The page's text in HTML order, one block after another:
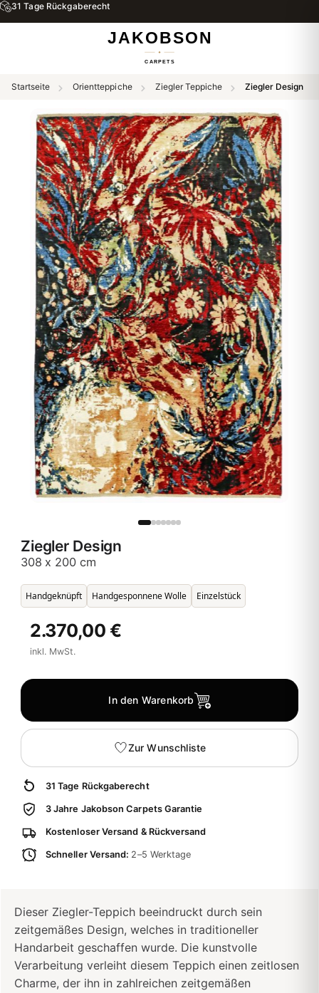
31 Tage Rückgaberecht
Startseite Orientteppiche Ziegler Teppiche Ziegler Design
Ziegler Design
308 x 200 cm
Handgeknüpft Handgesponnene Wolle Einzelstück
2.370,00 €
inkl. MwSt.
In den Warenkorb
Zur Wunschliste
31 Tage Rückgaberecht
3 Jahre Jakobson Carpets Garantie
Kostenloser Versand & Rückversand
Schneller Versand: 2–5 Werktage
Dieser Ziegler-Teppich beeindruckt durch sein
zeitgemäßes Design, welches in traditioneller
Handarbeit geschaffen wurde. Die kunstvolle
Verarbeitung verleiht diesem Teppich einen zeitlosen
Charme, der ihn in zahlreichen zeitgemäßen